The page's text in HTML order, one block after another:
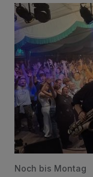
Viele Bilder:
Noch bis Montag